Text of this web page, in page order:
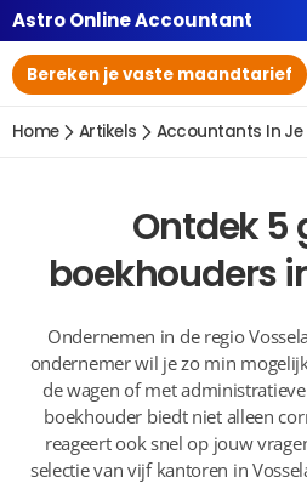
Astro Online Accountant
Bereken je vaste maandtarief
Home Artikels Accountants In Je
Ontdek 5
boekhouders
Ondernemen in de regio
ondernemer wil je zo min
de wagen of met
boekhouder biedt niet alleen
reageert ook snel op jouw
selectie van vijf kantoren in